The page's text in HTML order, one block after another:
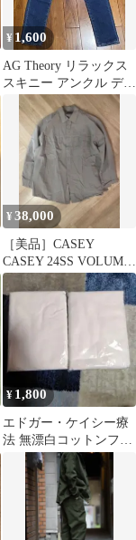
¥ 1,600
AG Theory リラックス
スキニー アンクル デニ
ム THE CASEY
¥38,000
［美品］CASEY
CASEY 24SS VOLUME
SHIRT
¥ 1,800
エドガー・ケイシー療
法 無漂白コットンフラ
ンネル(36×90㎝)×2枚